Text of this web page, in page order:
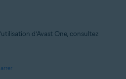
d’Avast One, consultez